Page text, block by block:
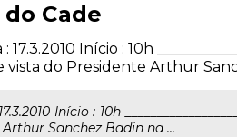
Cade
Início : 10h
vista do Presidente Arthur
Início : 10h
Arthur Sanchez Badin na ...